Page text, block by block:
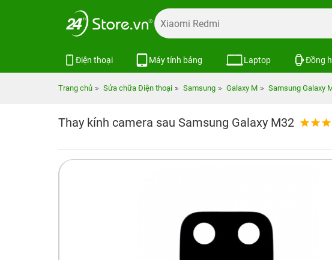
Điện thoại Máy tính bảng Laptop Đồng
Trang chủ Sửa chữa Điện thoại Samsung Galaxy M Samsung Galaxy
Thay kính camera sau Samsung Galaxy M32